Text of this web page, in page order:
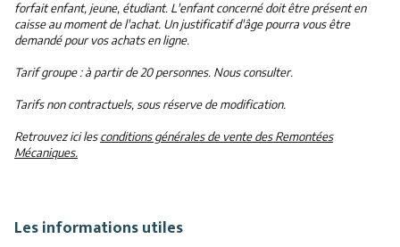
forfait enfant, jeune, étudiant. L'enfant concerné doit être présent en
caisse au moment de l'achat. Un justificatif d'âge pourra vous être
demandé pour vos achats en ligne.
Tarif groupe : à partir de 20 personnes. Nous consulter.
Tarifs non contractuels, sous réserve de modification.
Retrouvez ici lesconditions générales de vente des Remontées
Mécaniques.
Les informations utiles